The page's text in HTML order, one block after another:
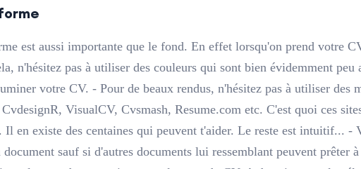
est aussi importante que le fond. En effet lorsqu'on prend votre
n'hésitez pas à utiliser des couleurs qui sont bien évidemment
votre CV. - Pour de beaux rendus, n'hésitez pas à utiliser des
VisualCV, Cvsmash, Resume.com etc. C'est quoi ces
Il en existe des centaines qui peuvent t'aider. Le reste est intuitif... -
document sauf si d'autres documents lui ressemblant peuvent prêter